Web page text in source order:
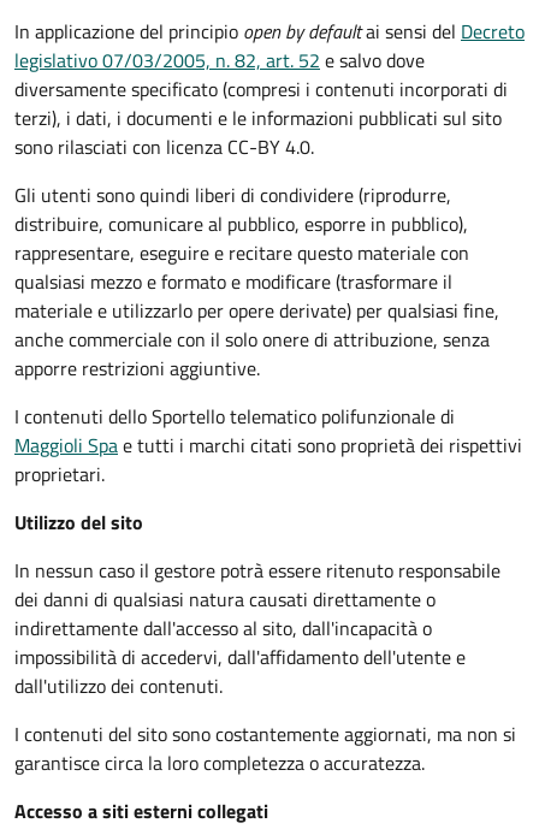
In applicazione del principio open by defaultai sensi del Decreto
legislativo 07/03/2005, n. 82, art. 52 e salvo dove
diversamente specificato (compresi i contenuti incorporati di
terzi), i dati, i documenti e le informazioni pubblicati sul sito
sono rilasciati con licenza CC-BY 4.0.
Gli utenti sono quindi liberi di condividere (riprodurre,
distribuire, comunicare al pubblico, esporre in pubblico),
rappresentare, eseguire e recitare questo materiale con
qualsiasi mezzo e formato e modificare (trasformare il
materiale e utilizzarlo per opere derivate) per qualsiasi fine,
anche commerciale con il solo onere di attribuzione, senza
apporre restrizioni aggiuntive.
I contenuti dello Sportello telematico polifunzionaledi
Maggioli Spae tutti i marchi citati sono proprietà dei rispettivi
proprietari.
Utilizzo del sito
In nessun caso il gestore potrà essere ritenuto responsabile
dei danni di qualsiasi natura causati direttamente o
indirettamente dall'accesso al sito, dall'incapacità o
impossibilità di accedervi, dall'affidamento dell'utente e
dall'utilizzo dei contenuti.
I contenuti del sito sono costantemente aggiornati, ma non si
garantisce circa la loro completezza o accuratezza.
Accesso a siti esterni collegati